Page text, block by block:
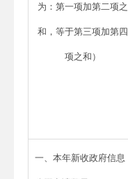
为：第一项加第二项之
和，等于第三项加第四
项之和）
一、本年新收政府信息